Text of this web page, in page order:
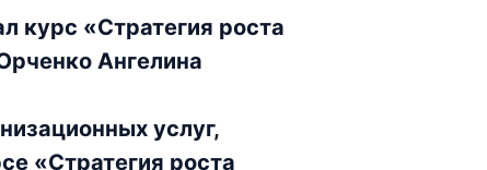
курс «Стратегия роста
Ангелина
услуг,
«Стратегия роста